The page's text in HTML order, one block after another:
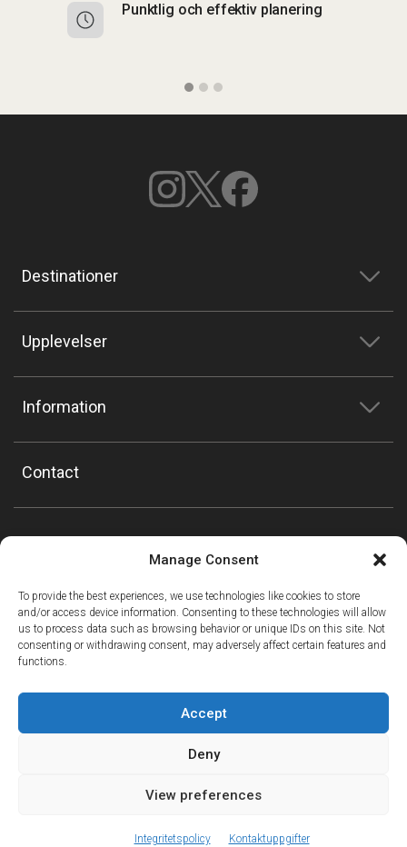
Manage Consent
To provide the best experiences, we use technologies like cookies to store
and/or access device information. Consenting to these technologies will allow
us to process data such as browsing behavior or unique IDs on this site. Not
consenting or withdrawing consent, may adversely affect certain features and
functions.
Accept
Deny
View preferences
Integritetspolicy Kontaktuppgifter
Punktlig och effektiv planering
Destinationer
Upplevelser
Information
Contact
© Copyright Mountain Drop-offs Ltd 2016-2024
The new European Entry/Exit System is now in place.